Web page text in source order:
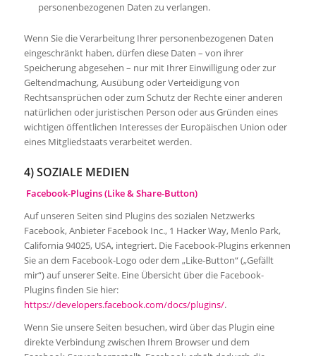
personenbezogenen Daten zu verlangen.
Wenn Sie die Verarbeitung Ihrer personenbezogenen Daten
eingeschränkt haben, dürfen diese Daten – von ihrer
Speicherung abgesehen – nur mit Ihrer Einwilligung oder zur
Geltendmachung, Ausübung oder Verteidigung von
Rechtsansprüchen oder zum Schutz der Rechte einer anderen
natürlichen oder juristischen Person oder aus Gründen eines
wichtigen öffentlichen Interesses der Europäischen Union oder
eines Mitgliedstaats verarbeitet werden.
4) SOZIALE MEDIEN
Facebook-Plugins (Like & Share-Button)
Auf unseren Seiten sind Plugins des sozialen Netzwerks
Facebook, Anbieter Facebook Inc., 1 Hacker Way, Menlo Park,
California 94025, USA, integriert. Die Facebook-Plugins erkennen
Sie an dem Facebook-Logo oder dem „Like-Button“ („Gefällt
mir“) auf unserer Seite. Eine Übersicht über die Facebook-
Plugins finden Sie hier:
https://developers.facebook.com/docs/plugins/.
Wenn Sie unsere Seiten besuchen, wird über das Plugin eine
direkte Verbindung zwischen Ihrem Browser und dem